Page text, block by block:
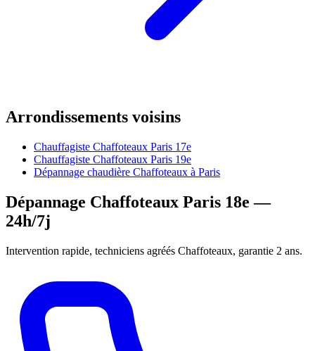
Arrondissements voisins
Chauffagiste Chaffoteaux Paris 17e
Chauffagiste Chaffoteaux Paris 19e
Dépannage chaudière Chaffoteaux à Paris
Dépannage Chaffoteaux Paris 18e —
24h/7j
Intervention rapide, techniciens agréés Chaffoteaux, garantie 2 ans.